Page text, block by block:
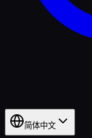
简体中文